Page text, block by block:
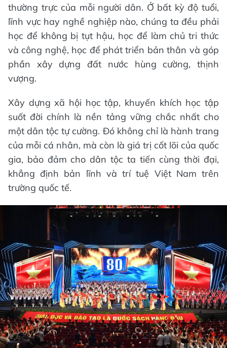
thường trực của mỗi người dân. Ở bất kỳ độ tuổi,
lĩnh vực hay nghề nghiệp nào, chúng ta đều phải
học để không bị tụt hậu, học để làm chủ tri thức
và công nghệ, học để phát triển bản thân và góp
phần xây dựng đất nước hùng cường, thịnh
vượng.
Xây dựng xã hội học tập, khuyến khích học tập
suốt đời chính là nền tảng vững chắc nhất cho
một dân tộc tự cường. Đó không chỉ là hành trang
của mỗi cá nhân, mà còn là giá trị cốt lõi của quốc
gia, bảo đảm cho dân tộc ta tiến cùng thời đại,
khẳng định bản lĩnh và trí tuệ Việt Nam trên
trường quốc tế.